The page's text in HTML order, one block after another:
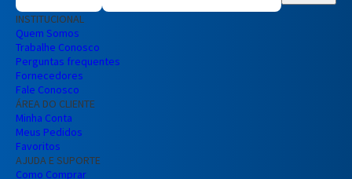
INSTITUCIONAL
Quem Somos
Trabalhe Conosco
Perguntas frequentes
Fornecedores
Fale Conosco
ÁREA DO CLIENTE
Minha Conta
Meus Pedidos
Favoritos
AJUDA E SUPORTE
Como Comprar